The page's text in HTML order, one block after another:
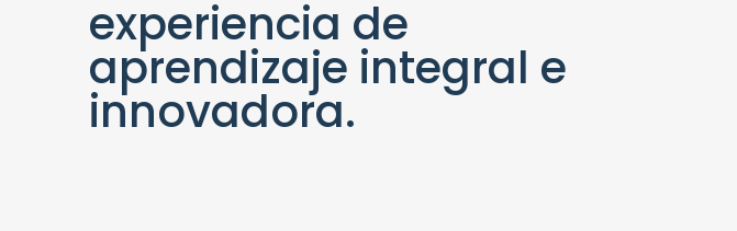
experiencia de
aprendizaje integral e
innovadora.